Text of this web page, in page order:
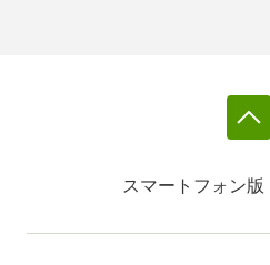
スマートフォン版